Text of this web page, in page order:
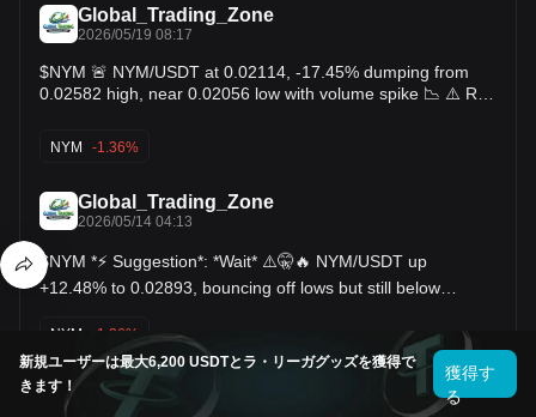
June 17, 2026 💰 Coin: Botchain (METAKPK) 🗓️ Event:
DeSci Berlin 📅 Date: June 18, 2026 💰 Coin: Bio Protocol
(BIO), General Event (CRYPTO) 🗓️ Event: Vibes: Birb &
Pengu 📅 Date: June 18, 2026 💰 Coin: Moonbirds (BIRB),
bounce possible, but trend remains bearish ⚠️❌️🥷👀 #NYM
#Privacy 🪙📢
Global_Trading_Zone
2026/05/19 08:17
$NYM 🚨 NYM/USDT at 0.02114, -17.45% dumping from
0.02582 high, near 0.02056 low with volume spike 📉 ⚠️ RSI
EMA200 0.02709 📊 ⚠️ Steep fall from 0.03073 top,
0.02304 targets bounce toward EMA100 resistance 🔺️ 🔻
Lose 0.02056 risks drop to new lows ❌️ 🥷 Extreme selloff
underway. Watch 0.02114 for bounce or breakdown 🥷
NYM -1.36%
Global_Trading_Zone
2026/05/14 04:13
$NYM *⚡ Suggestion*: *Wait* ⚠️🤫🔥 NYM/USDT up
+12.48% to 0.02893, bouncing off lows but still below
neutral momentum 📈. ✅️ Wait for break above 0.02985 with
volume for confirmation. ❌️ Don’t chase here. Pullback to
0.02561–0.01900 zone possible 🔻.
NYM -1.36%
Crypto_King👑💖
2026/05/14 02:50
新規ユーザーは最大6,200 USDTとラ・リーガグッズを獲得で
きます！
獲得す
る